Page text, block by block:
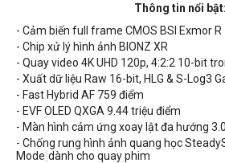
Thông tin nổi bật:
- Cảm biến full frame CMOS BSI Exmor R
- Chip xử lý hình ảnh BIONZ XR
- Quay video 4K UHD 120p, 4:2:2 10-bit
- Xuất dữ liệu Raw 16-bit, HLG & S-Log3
- Fast Hybrid AF 759 điểm
- EVF OLED QXGA 9.44 triệu điểm
- Màn hình cảm ứng xoay lật đa hướng
- Chống rung hình ảnh quang học
Mode dành cho quay phim